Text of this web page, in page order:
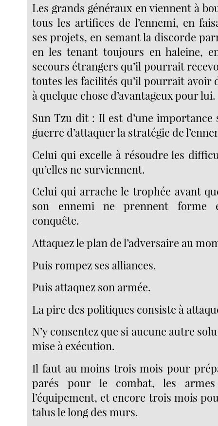
Les grands généraux en viennent à
tous les artifices de l’ennemi, en
ses projets, en semant la discorde
en les tenant toujours en haleine,
secours étrangers qu’il pourrait
toutes les facilités qu’il pourrait avoir
à quelque chose d’avantageux pour lui.
Sun Tzu dit : Il est d’une importance
guerre d’attaquer la stratégie de
Celui qui excelle à résoudre les
qu’elles ne surviennent.
Celui qui arrache le trophée avant
son ennemi ne prennent forme
conquête.
Attaquez le plan de l’adversaire au
Puis rompez ses alliances.
Puis attaquez son armée.
La pire des politiques consiste à
N’y consentez que si aucune autre
mise à exécution.
Il faut au moins trois mois pour
parés pour le combat, les armes
l’équipement, et encore trois mois
talus le long des murs.